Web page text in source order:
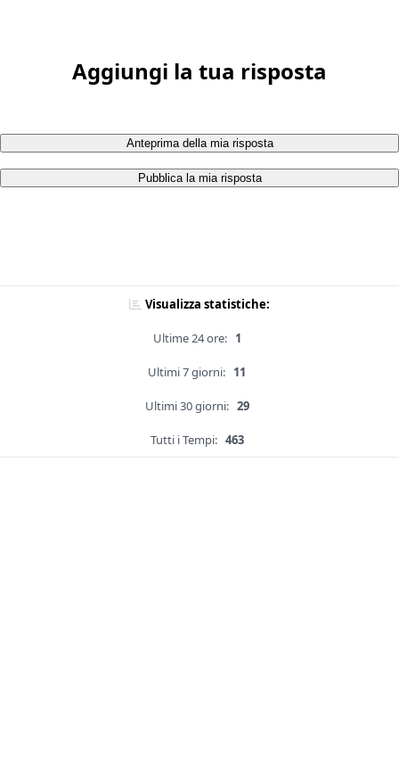
Aggiungi la tua risposta
Anteprima della mia risposta
Pubblica la mia risposta
Visualizza statistiche:
Ultime 24 ore: 1
Ultimi 7 giorni: 11
Ultimi 30 giorni: 29
Tutti i Tempi: 463